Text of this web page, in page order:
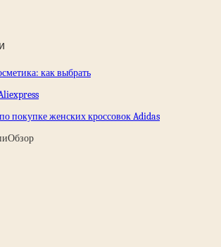
как выбрать
покупке женских кроссовок Adidas